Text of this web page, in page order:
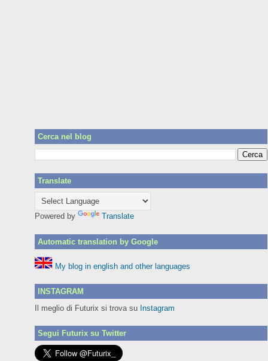
Cerca nel blog
Translate
Powered by Translate
Automatic translation by Google
My blog in english and other languages
INSTAGRAM
Il meglio di Futurix si trova su Instagram
Segui Futurix su Twitter